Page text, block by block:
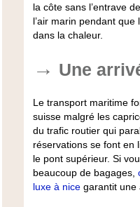
la côte sans l’entrave
l’air marin pendant que
dans la chaleur.
Une
Le transport maritime
suisse malgré les
du trafic routier qui
réservations se font en
le pont supérieur. Si
beaucoup de bagages,
luxe à nicegarantit une